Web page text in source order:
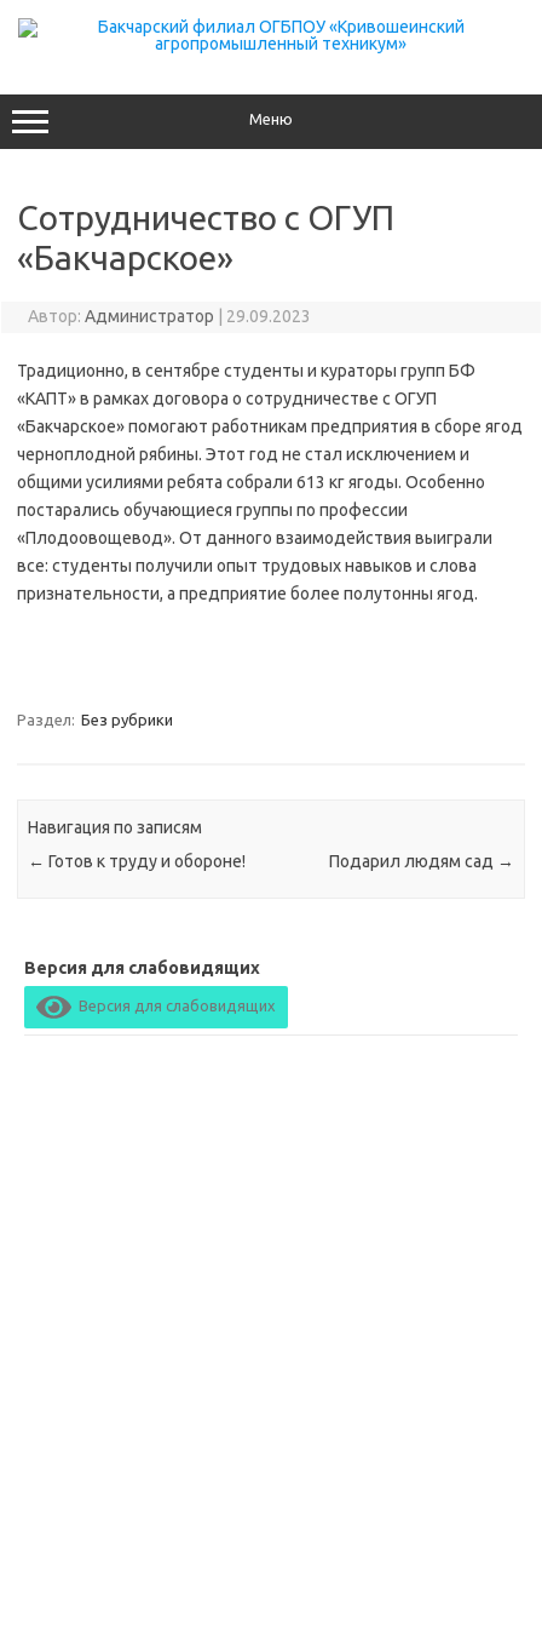
содержимому
Меню
Сотрудничество с ОГУП
«Бакчарское»
Автор: Администратор 29.09.2023
Традиционно, в сентябре студенты и кураторы групп БФ
«КАПТ» в рамках договора о сотрудничестве с ОГУП
«Бакчарское» помогают работникам предприятия в сборе ягод
черноплодной рябины. Этот год не стал исключением и
общими усилиями ребята собрали 613 кг ягоды. Особенно
постарались обучающиеся группы по профессии
«Плодоовощевод». От данного взаимодействия выиграли
все: студенты получили опыт трудовых навыков и слова
признательности, а предприятие более полутонны ягод.
Раздел: Без рубрики
Навигация по записям
← Готов к труду и обороне! Подарил людям сад →
Версия для слабовидящих
Версия для слабовидящих